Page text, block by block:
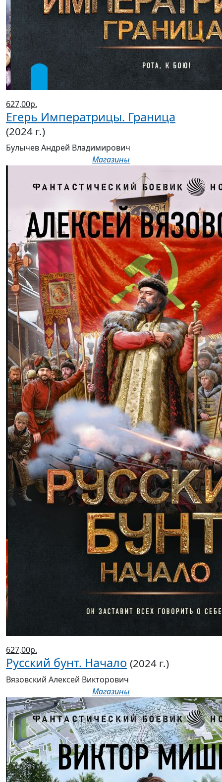
627,00р.
Егерь Императрицы. Граница
(2024 г.)
Булычев Андрей Владимирович
Магазины
627,00р.
Русский бунт. Начало (2024 г.)
Вязовский Алексей Викторович
Магазины